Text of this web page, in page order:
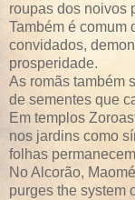
roupas dos noivos
Também é comum
convidados,
prosperidade.
As romãs também
de sementes que
Em templos
nos jardins como
folhas
No Alcorão,
purges the system